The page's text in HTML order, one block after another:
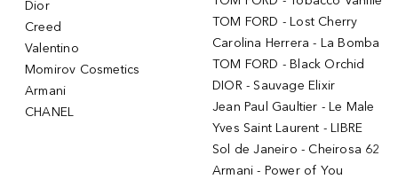
Dior
Creed
Valentino
Momirov Cosmetics
Armani
CHANEL
TOM FORD - Lost Cherry
Carolina Herrera - La Bomba
TOM FORD - Black Orchid
DIOR - Sauvage Elixir
Jean Paul Gaultier - Le Male
Yves Saint Laurent - LIBRE
Sol de Janeiro - Cheirosa 62
Armani - Power of You